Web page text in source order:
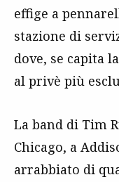
effige a
stazione di
dove, se capita
al privè più
La band di Tim
Chicago, a
arrabbiato di